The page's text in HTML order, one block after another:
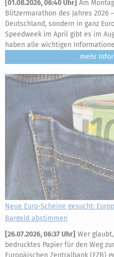
[01.08.2026, 06:40 Uhr] Am
Blitzermarathon des Jahres 2026
Deutschland, sondern in ganz
Speedweek im April gibt es im
haben alle wichtigen
mehr
Neue Euro-Scheine gesucht:
Bargeld abstimmen
[26.07.2026, 06:37 Uhr] Wer
bedrucktes Papier für den Weg
Europäischen Zentralbank (EZB)